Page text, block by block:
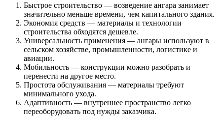
Быстрое строительство — возведение ангара занимает
значительно меньше времени, чем капитального здания.
Экономия средств — материалы и технологии
строительства обходятся дешевле.
Универсальность применения — ангары используют в
сельском хозяйстве, промышленности, логистике и
авиации.
Мобильность — конструкции можно разобрать и
перенести на другое место.
Простота обслуживания — материалы требуют
минимального ухода.
Адаптивность — внутреннее пространство легко
переоборудовать под нужды заказчика.